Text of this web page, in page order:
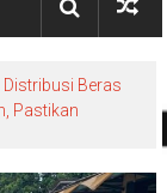
Distribusi Beras
Pastikan